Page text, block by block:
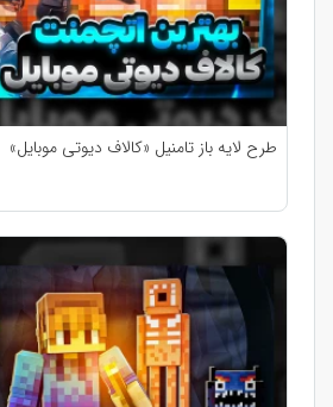
طرح لایه باز تامنیل «کالاف دیوتی موبایل»